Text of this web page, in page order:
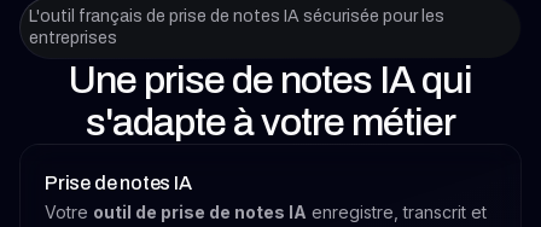
L'outil français de prise de notes IA sécurisée pour les
entreprises
Une prise de notes IA qui
s'adapte à votre métier
Prise de notes IA
Votre outil de prise de notes IA enregistre, transcrit et